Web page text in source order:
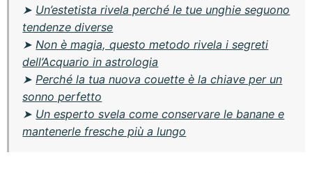
➤ Un’estetista rivela perché le tue unghie seguono
tendenze diverse
➤ Non è magia, questo metodo rivela i segreti
dell’Acquario in astrologia
➤ Perché la tua nuova couette è la chiave per un
sonno perfetto
➤ Un esperto svela come conservare le banane e
mantenerle fresche più a lungo